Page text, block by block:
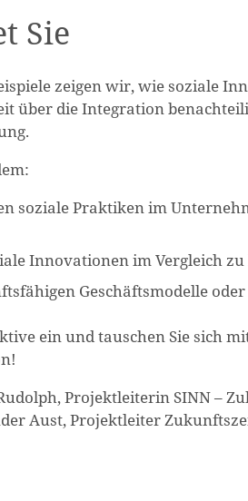
Sie
zeigen wir, wie soziale
über die Integration
soziale Praktiken im
Innovationen im Vergleich
Geschäftsmodelle
ein und tauschen Sie sich
Projektleiterin SINN –
Aust, Projektleiter